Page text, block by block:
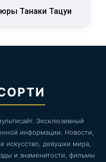
Танаки Тацуи
Эксклюзивный
информации. Новости,
искусство, девушки мира,
и знаменитости, фильмы